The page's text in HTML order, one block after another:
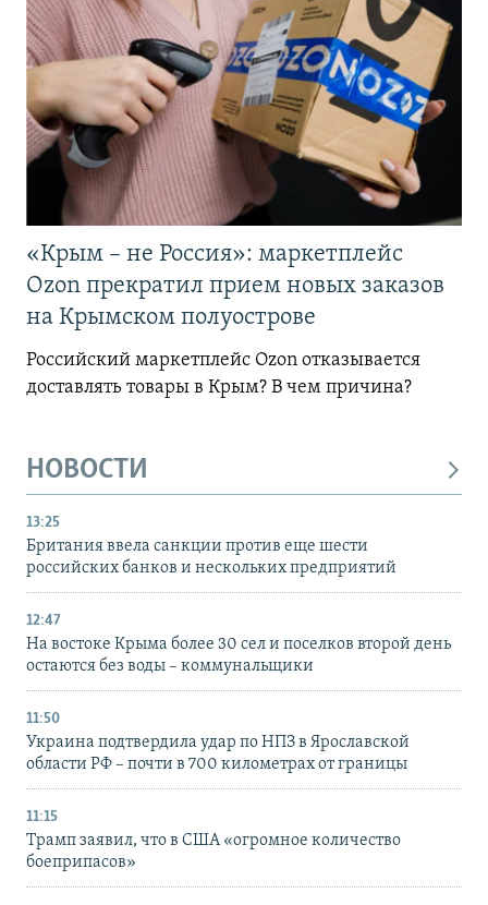
«Крым – не Россия»: маркетплейс
Ozon прекратил прием новых заказов
на Крымском полуострове
Российский маркетплейс Ozon отказывается
доставлять товары в Крым? В чем причина?
НОВОСТИ
13:25
Британия ввела санкции против еще шести
российских банков и нескольких предприятий
12:47
На востоке Крыма более 30 сел и поселков второй день
остаются без воды – коммунальщики
11:50
Украина подтвердила удар по НПЗ в Ярославской
области РФ – почти в 700 километрах от границы
11:15
Трамп заявил, что в США «огромное количество
боеприпасов»